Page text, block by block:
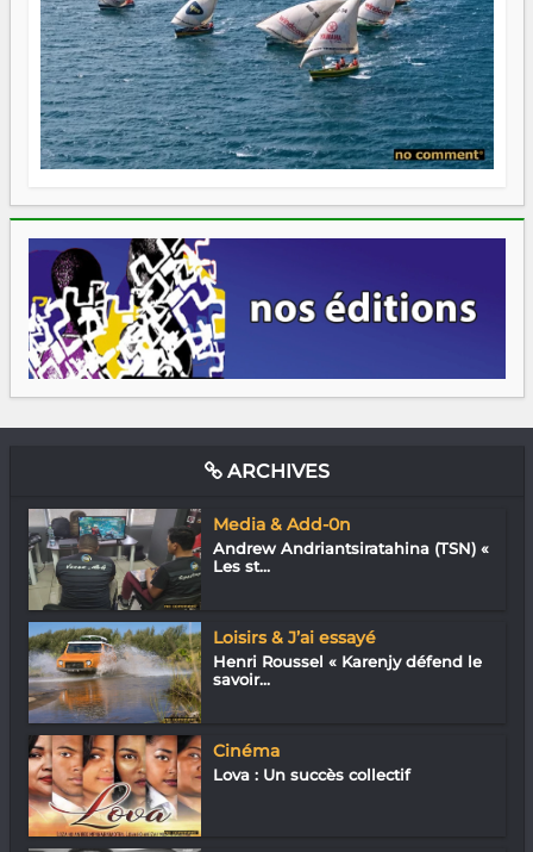
ARCHIVES
Media & Add-0n
Andrew Andriantsiratahina (TSN) «
Les st...
Loisirs & J’ai essayé
Henri Roussel « Karenjy défend le
savoir...
Cinéma
Lova : Un succès collectif